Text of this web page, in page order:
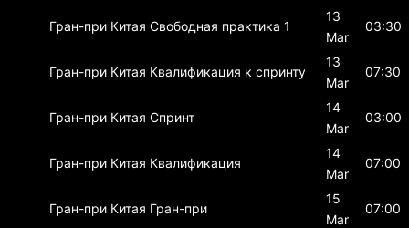
Гран-при Китая Свободная практика 1
13
Mar
03:30
Гран-при Китая Квалификация к спринту
13
Mar
07:30
Гран-при Китая Спринт
14
Mar
03:00
Гран-при Китая Квалификация
14
Mar
07:00
Гран-при Китая Гран-при
15
Mar
07:00